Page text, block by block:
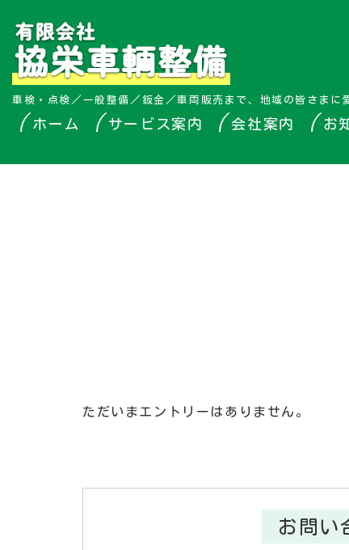
車検・点検／一般整備／鈑金／車両販売まで、地域の皆さまに
ホーム サービス案内 会社案内 お
ただいまエントリーはありません。
お問い